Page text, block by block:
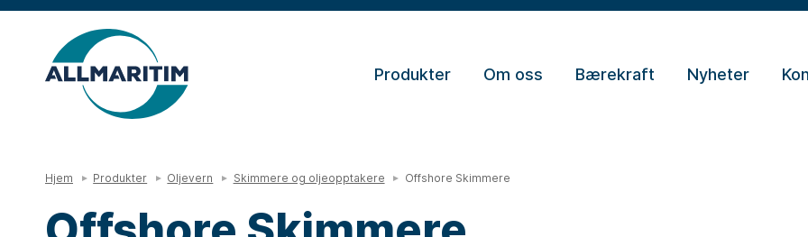
Produkter Om oss Bærekraft Nyheter
Hjem Produkter Oljevern Skimmere og oljeopptakere Offshore Skimmere